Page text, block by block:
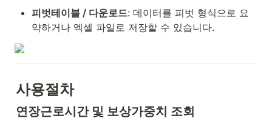
피벗테이블 / 다운로드: 데이터를 피벗 형식으로 요
약하거나 엑셀 파일로 저장할 수 있습니다.
사용절차
연장근로시간 및 보상가중치 조회